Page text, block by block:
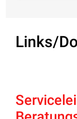
Links/